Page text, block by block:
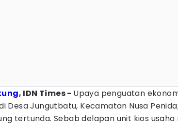
, IDN Times - Upaya penguatan
Desa Jungutbatu, Kecamatan Nusa
tertunda. Sebab delapan unit kios